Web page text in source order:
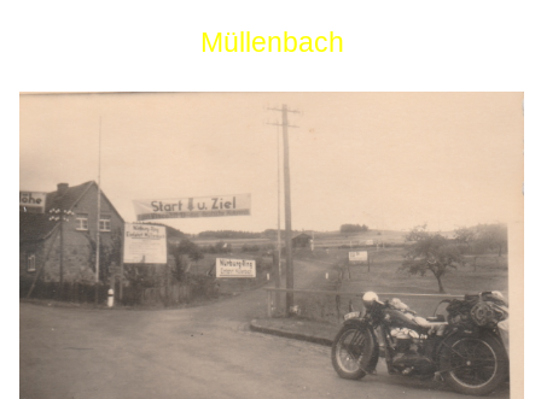
Müllenbach